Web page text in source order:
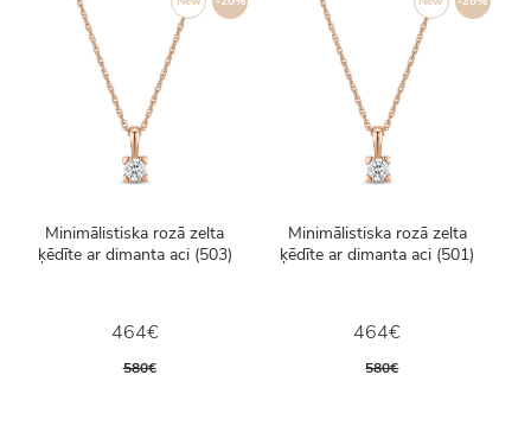
Minimālistiska rozā zelta
ķēdīte ar dimanta aci (503)
464€
580€
Minimālistiska rozā zelta
ķēdīte ar dimanta aci (501)
464€
580€